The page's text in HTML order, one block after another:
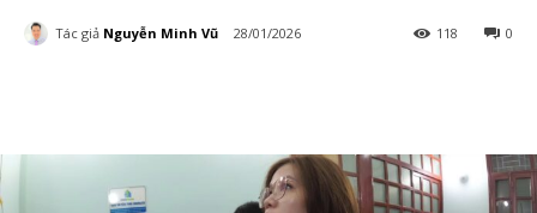
Tác giả Nguyễn Minh Vũ 28/01/2026 0
118